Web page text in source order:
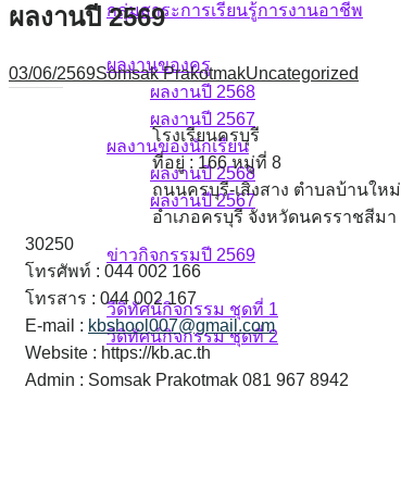
กลุ่มสาระการเรียนรู้การงานอาชีพ
ผลงานของครู
ผลงานปี 2568
ผลงานปี 2567
ผลงานของนักเรียน
ผลงานปี 2568
ผลงานปี 2567
ข่าวกิจกรรม
ข่าวกิจกรรมปี 2569
วีดิทัศน์กิจกรรม
วีดิทัศน์กิจกรรม ชุดที่ 1
วีดิทัศน์กิจกรรม ชุดที่ 2
ผลงานปี 2569
03/06/2569Somsak PrakotmakUncategorized
โรงเรียนครบุรี
ที่อยู่ : 166 หมู่ที่ 8
ถนนครบุรี-เสิงสาง ตำบลบ้านใหม่
อำเภอครบุรี จังหวัดนครราชสีมา
30250
โทรศัพท์ : 044 002 166
โทรสาร : 044 002 167
E-mail : kbshool007@gmail.com
Website : https://kb.ac.th
Admin : Somsak Prakotmak 081 967 8942